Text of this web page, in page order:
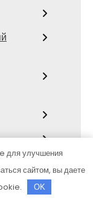
для улучшения
сайтом, вы даете
OK